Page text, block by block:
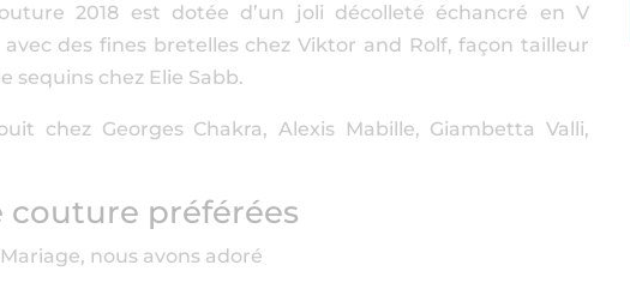
2018 est dotée d’un joli décolleté échancré en V
des fines bretelles chez Viktor and Rolf, façon tailleur
sequins chez Elie Sabb.
chez Georges Chakra, Alexis Mabille, Giambetta Valli,
couture préférées
nous avons adoré